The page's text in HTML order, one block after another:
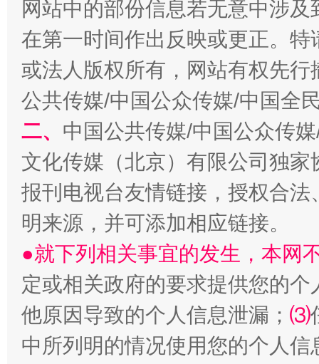
“刷贴”乱象丛生
揭批美国五大"原罪" "炒
网站中的部份信息若无意中涉
在第一时间作出反映或更正。
或法人版权所有，网站有权先
公共传媒/中国公众传媒/中国全
二、 中国公共传媒/中国公众传
文化传媒（北京）有限公司独
报刊电视台友情链接，授权合
明来源，并可添加相应链接。
●就下列相关事宜的发生，本网
定或相关政府的要求提供您的个
他原因导致的个人信息泄漏； ⑶
中所列明的情况使用您的个人